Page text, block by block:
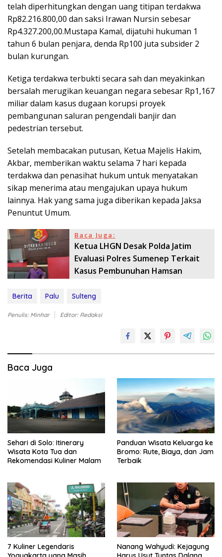
telah diperhitungkan dengan uang titipan terdakwa
Rp82.216.800,00 dan saksi Irawan Nursin sebesar
Rp4.327.200,00.Mustapa Kamal, dijatuhi hukuman 1
tahun 6 bulan penjara, denda Rp100 juta subsider 2
bulan kurungan.
Ketiga terdakwa terbukti secara sah dan meyakinkan
bersalah merugikan keuangan negara sebesar Rp1,167
miliar dalam kasus dugaan korupsi proyek
pembangunan saluran pengendali banjir dan
pedestrian tersebut.
Setelah membacakan putusan, Ketua Majelis Hakim,
Akbar, memberikan waktu selama 7 hari kepada
terdakwa dan penasihat hukum untuk menyatakan
sikap menerima atau mengajukan upaya hukum
lainnya. Hak yang sama juga diberikan kepada Jaksa
Penuntut Umum.
Baca Juga:
Ketua LHGN Desak Polda Jatim
Evaluasi Polres Sumenep Terkait
Kasus Pembunuhan Hamsan
Berita Palu Sulteng
Penulis: Minhar Editor: Redaksi
Baca Juga
Sehari di Solo: Itinerary
Wisata Kota Tua dan
Rekomendasi Kuliner Malam
Panduan Wisata Keluarga ke
Bromo: Rute, Biaya, dan Jam
Terbaik
7 Kuliner Legendaris
Nanang Wahyudi: Kejagung